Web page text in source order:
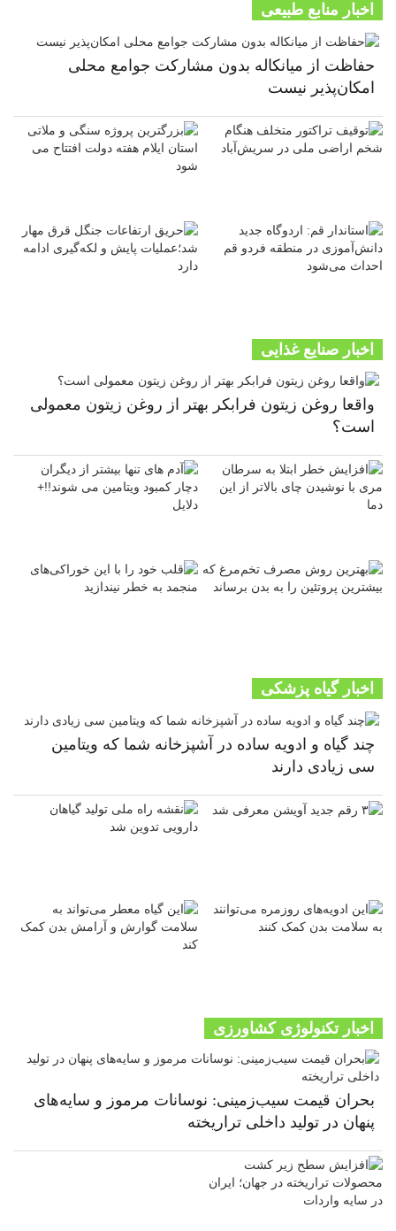
اخبار منابع طبیعی
حفاظت از میانکاله بدون مشارکت جوامع محلی
امکان‌پذیر نیست
اخبار صنایع غذایی
واقعا روغن زیتون فرابکر بهتر از روغن زیتون معمولی
است؟
اخبار گیاه پزشکی
چند گیاه و ادویه ساده در آشپزخانه شما که ویتامین
سی زیادی دارند
اخبار تکنولوژی کشاورزی
بحران قیمت سیب‌زمینی: نوسانات مرموز و سایه‌های
پنهان در تولید داخلی تراریخته